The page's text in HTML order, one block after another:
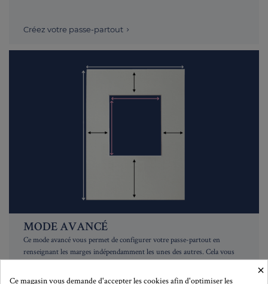
Créez votre passe-partout
MODE AVANCÉ
Ce mode avancé vous permet de configurer votre passe-partout en
renseignant les marges indépendamment les unes des autres. Cela vous
permettra de décentrer l'ouverture.
×
Ce magasin vous demande d'accepter les cookies afin d'optimiser les